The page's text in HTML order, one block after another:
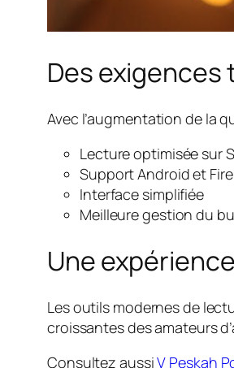
Des exigences
Avec l’augmentation de la
Lecture optimisée sur
Support Android et
Interface simplifiée
Meilleure gestion du
Une
Les outils modernes de
croissantes des amateurs
Consultez aussiV Peskah